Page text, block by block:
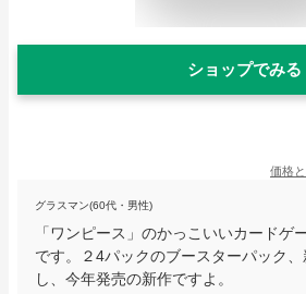
ショップでみる
価格
グラスマン(60代・男性)
「ワンピース」のかっこいいカードゲ
です。２4パックのブースターパック
し、今年発売の新作ですよ。